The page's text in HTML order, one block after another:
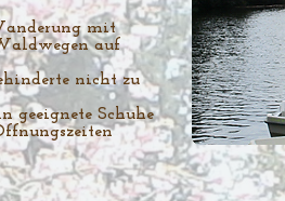
mit
auf
nicht zu
geeignete Schuhe